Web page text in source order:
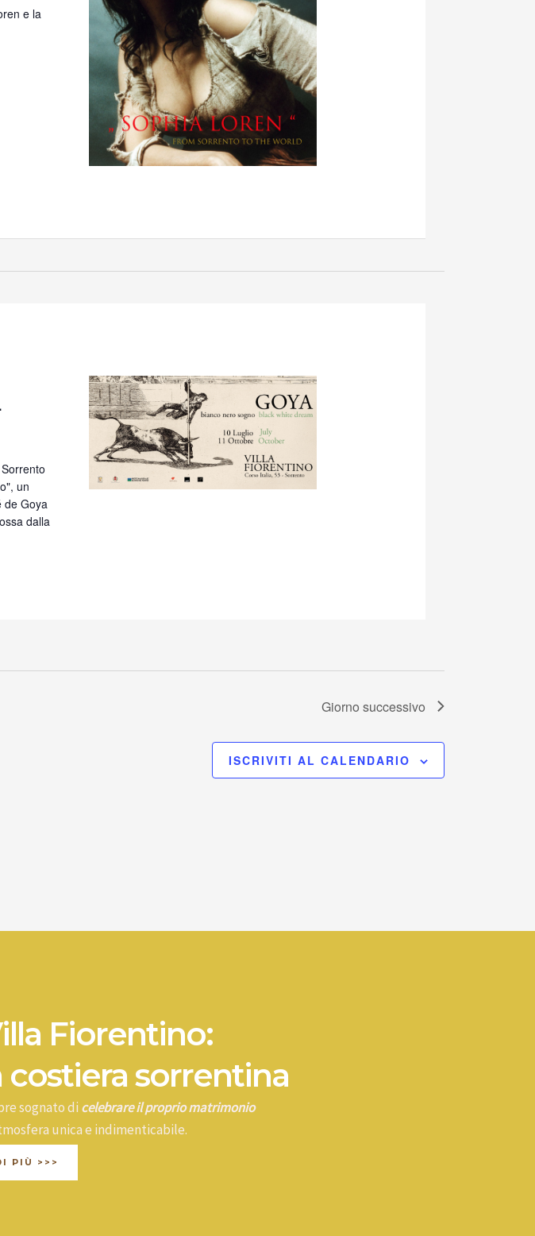
e la
un
de Goya
dalla
Giorno successivo
ISCRIVITI AL CALENDARIO
Fiorentino:
sorrentina
sognato di celebrare il proprio matrimonio
unica e indimenticabile.
PIÙ >>>